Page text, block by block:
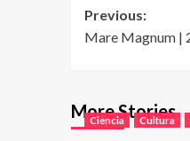
Post
Previous:
Mare Magnum |
More Stories
Ciencia Cultura